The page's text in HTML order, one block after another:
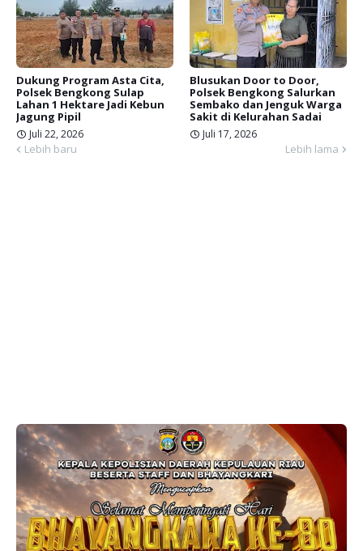
Dukung Program Asta Cita,
Polsek Bengkong Sulap
Lahan 1 Hektare Jadi Kebun
Jagung Pipil
Juli 22, 2026
Blusukan Door to Door,
Polsek Bengkong Salurkan
Sembako dan Jenguk Warga
Sakit di Kelurahan Sadai
Juli 17, 2026
Lebih baru Lebih lama